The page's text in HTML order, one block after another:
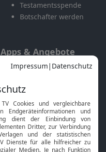
Testamentsspende
Botschafter werden
Apps & Angebote
Mobile App
Smart TV
HbbTV
Bibelthek Online-Bibel
Nächster Gottesdienst